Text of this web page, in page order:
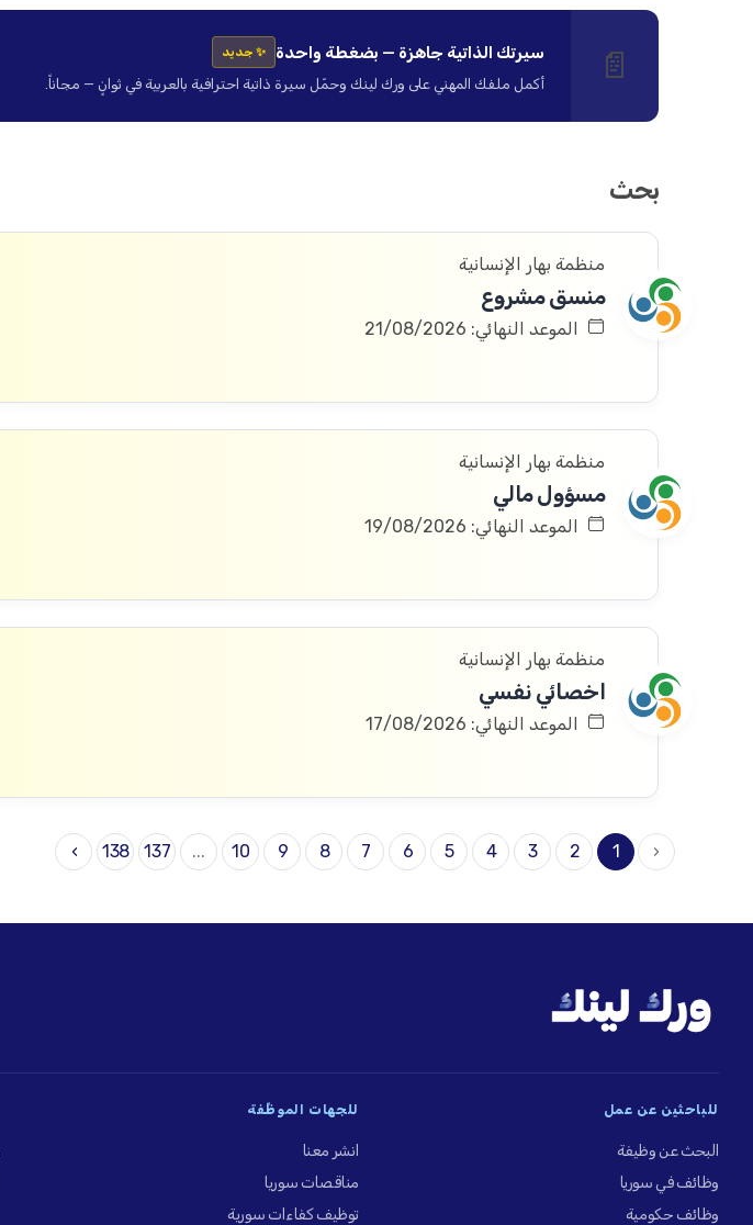
📄 سيرتك الذاتية جاهزة — بضغطة واحدة ✨ جديد
أكمل ملفك المهني على ورك لينك وحمّل سيرة ذاتية احترافية بالعربية في ثوانٍ — مجاناً.
بحث
منظمة بهار الإنسانية
منسق مشروع
الموعد النهائي: 21/08/2026
منظمة بهار الإنسانية
مسؤول مالي
الموعد النهائي: 19/08/2026
منظمة بهار الإنسانية
اخصائي نفسي
الموعد النهائي: 17/08/2026
‹
1
2
3
4
5
6
7
8
9
10
...
137
138
›
للباحثين عن عمل
البحث عن وظيفة
وظائف في سوريا
وظائف حكومية
للجهات الموظِّفة
انشر معنا
مناقصات سوريا
توظيف كفاءات سورية